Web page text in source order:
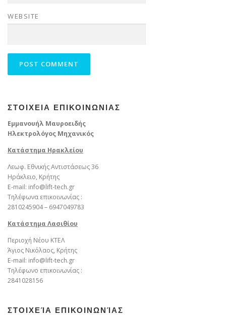
WEBSITE
ΣΤΟΙΧΕΙΑ ΕΠΙΚΟΙΝΩΝΙΑΣ
Εμμανουήλ Μαυροειδής
Ηλεκτρολόγος Μηχανικός
Κατάστημα Ηρακλείου
Λεωφ. Εθνικής Αντιστάσεως 36
Ηράκλειο, Κρήτης
E-mail: info@lift-tech.gr
Τηλέφωνα επικοινωνίας :
2810245904 – 6947049783
Kατάστημα Λασιθίου
Περιοχή Νέου ΚΤΕΛ
Άγιος Νικόλαος, Κρήτης
E-mail: info@lift-tech.gr
Τηλέφωνο επικοινωνίας :
2841028156
ΣΤΟΙΧΕΊΑ ΕΠΙΚΟΙΝΩΝΊΑΣ